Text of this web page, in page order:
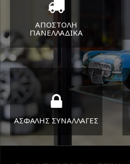
ΑΠΟΣΤΟΛΗ
ΠΑΝΕΛΛΑΔΙΚA
Όπου και αν είστε θα σας
στείλουμε τα ελαστικά σας
ΑΣΦΑΛΗΣ ΣΥΝΑΛΛΑΓΕΣ